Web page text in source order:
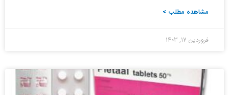
مشاهده مطلب >
فروردین 17, 1403